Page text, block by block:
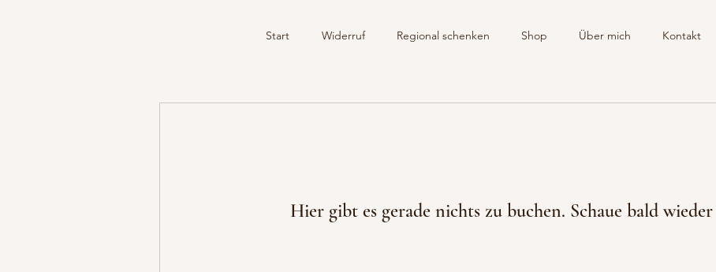
Start Widerruf Regional schenken Shop Über mich Kontakt
Hier gibt es gerade nichts zu buchen. Schaue bald